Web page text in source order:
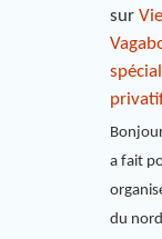
sur
a fait
du